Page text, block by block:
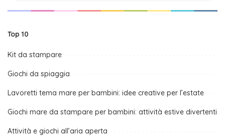
Top 10
Kit da stampare
Giochi da spiaggia
Lavoretti tema mare per bambini: idee creative per l’estate
Giochi mare da stampare per bambini: attività estive divertenti
Attività e giochi all’aria aperta